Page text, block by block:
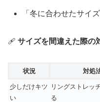
「冬に合わせたサイ
🩹 サイズを間違えた際の
状況 対処
少しだけキツ
い
リングストレッ
る